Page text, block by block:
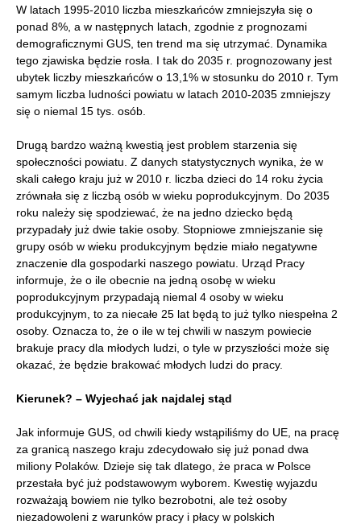
W latach 1995-2010 liczba mieszkańców zmniejszyła się o
ponad 8%, a w następnych latach, zgodnie z prognozami
demograficznymi GUS, ten trend ma się utrzymać. Dynamika
tego zjawiska będzie rosła. I tak do 2035 r. prognozowany jest
ubytek liczby mieszkańców o 13,1% w stosunku do 2010 r. Tym
samym liczba ludności powiatu w latach 2010-2035 zmniejszy
się o niemal 15 tys. osób.
Drugą bardzo ważną kwestią jest problem starzenia się
społeczności powiatu. Z danych statystycznych wynika, że w
skali całego kraju już w 2010 r. liczba dzieci do 14 roku życia
zrównała się z liczbą osób w wieku poprodukcyjnym. Do 2035
roku należy się spodziewać, że na jedno dziecko będą
przypadały już dwie takie osoby. Stopniowe zmniejszanie się
grupy osób w wieku produkcyjnym będzie miało negatywne
znaczenie dla gospodarki naszego powiatu. Urząd Pracy
informuje, że o ile obecnie na jedną osobę w wieku
poprodukcyjnym przypadają niemal 4 osoby w wieku
produkcyjnym, to za niecałe 25 lat będą to już tylko niespełna 2
osoby. Oznacza to, że o ile w tej chwili w naszym powiecie
brakuje pracy dla młodych ludzi, o tyle w przyszłości może się
okazać, że będzie brakować młodych ludzi do pracy.
Kierunek? – Wyjechać jak najdalej stąd
Jak informuje GUS, od chwili kiedy wstąpiliśmy do UE, na pracę
za granicą naszego kraju zdecydowało się już ponad dwa
miliony Polaków. Dzieje się tak dlatego, że praca w Polsce
przestała być już podstawowym wyborem. Kwestię wyjazdu
rozważają bowiem nie tylko bezrobotni, ale też osoby
niezadowoleni z warunków pracy i płacy w polskich